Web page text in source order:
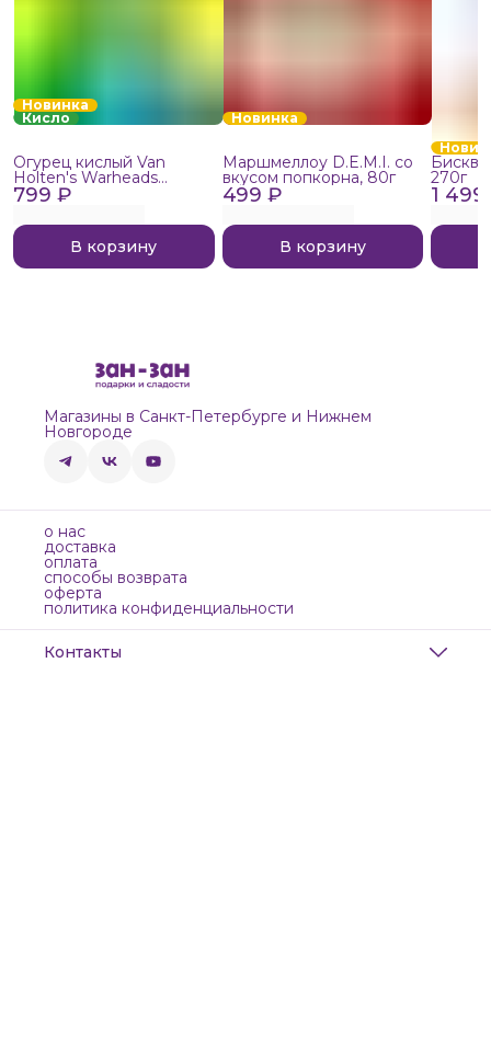
Новинка
Кисло
799 ₽
Огурец кислый Van
Holten's Warheads
Extreme Sour, 140г
В корзину
Новинка
499 ₽
Маршмеллоу D.E.M.I. со
вкусом попкорна, 80г
В корзину
1
270г
Магазины в Санкт-Петербурге и Нижнем
Новгороде
о нас
доставка
оплата
способы возврата
оферта
политика конфиденциальности
Контакты